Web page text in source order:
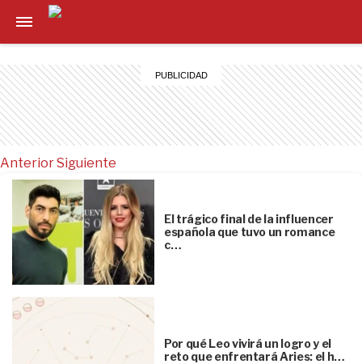
Anterior
El trágico final de la influencer
española que tuvo un romance
c…
Por qué Leo vivirá un logro y el
reto que enfrentará Aries: el h…
Siguiente